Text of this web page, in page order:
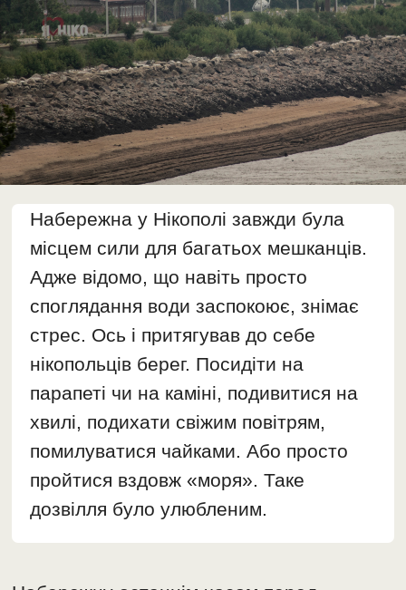
Набережна у Нікополі завжди була
місцем сили для багатьох мешканців.
Адже відомо, що навіть просто
споглядання води заспокоює, знімає
стрес. Ось і притягував до себе
нікопольців берег. Посидіти на
парапеті чи на каміні, подивитися на
хвилі, подихати свіжим повітрям,
помилуватися чайками. Або просто
пройтися вздовж «моря». Таке
дозвілля було улюбленим.